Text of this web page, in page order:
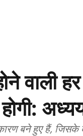
वाली
बने हुए हैं,